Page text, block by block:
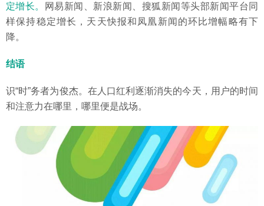
定增长。
网易新闻、新浪新闻、搜狐新闻等头部新闻平台同
样保持稳定增长，天天快报和凤凰新闻的环比增幅略有下
降。
结语
识“时”务者为俊杰。在人口红利逐渐消失的今天，用户的时间
和注意力在哪里，哪里便是战场。